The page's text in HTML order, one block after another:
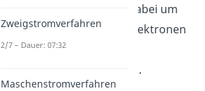
Genauer handelt es sich dabei um
die Geschwindigkeit der Elektronen
am Ende des
Beschleunigungsvorgangs.
Zweigstromverfahren
2/7 – Dauer: 07:32
Maschenstromverfahren